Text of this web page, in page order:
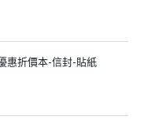
惠折價本-信封-貼紙